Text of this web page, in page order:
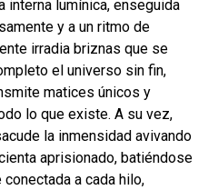
interna lumínica, enseguida
y a un ritmo de
irradia briznas que se
el universo sin fin,
matices únicos y
lo que existe. A su vez,
la inmensidad avivando
aprisionado, batiéndose
a cada hilo,